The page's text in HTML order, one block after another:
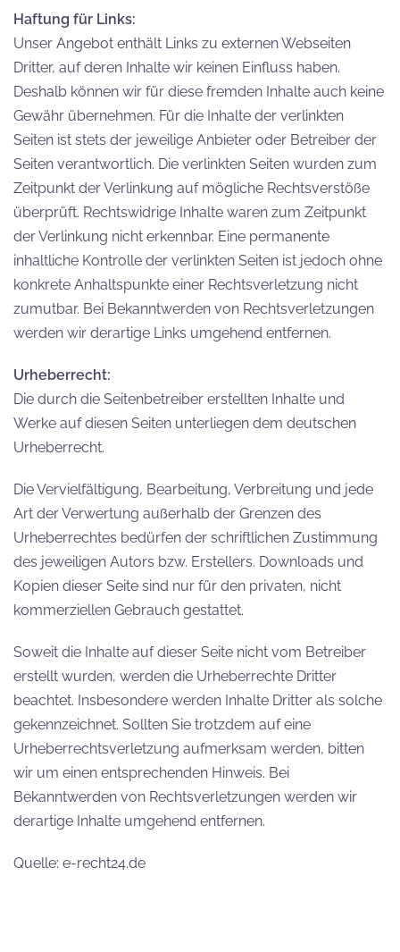
Haftung für Links:
Unser Angebot enthält Links zu externen Webseiten
Dritter, auf deren Inhalte wir keinen Einfluss haben.
Deshalb können wir für diese fremden Inhalte auch keine
Gewähr übernehmen. Für die Inhalte der verlinkten
Seiten ist stets der jeweilige Anbieter oder Betreiber der
Seiten verantwortlich. Die verlinkten Seiten wurden zum
Zeitpunkt der Verlinkung auf mögliche Rechtsverstöße
überprüft. Rechtswidrige Inhalte waren zum Zeitpunkt
der Verlinkung nicht erkennbar. Eine permanente
inhaltliche Kontrolle der verlinkten Seiten ist jedoch ohne
konkrete Anhaltspunkte einer Rechtsverletzung nicht
zumutbar. Bei Bekanntwerden von Rechtsverletzungen
werden wir derartige Links umgehend entfernen.
Urheberrecht:
Die durch die Seitenbetreiber erstellten Inhalte und
Werke auf diesen Seiten unterliegen dem deutschen
Urheberrecht.
Die Vervielfältigung, Bearbeitung, Verbreitung und jede
Art der Verwertung außerhalb der Grenzen des
Urheberrechtes bedürfen der schriftlichen Zustimmung
des jeweiligen Autors bzw. Erstellers. Downloads und
Kopien dieser Seite sind nur für den privaten, nicht
kommerziellen Gebrauch gestattet.
Soweit die Inhalte auf dieser Seite nicht vom Betreiber
erstellt wurden, werden die Urheberrechte Dritter
beachtet. Insbesondere werden Inhalte Dritter als solche
gekennzeichnet. Sollten Sie trotzdem auf eine
Urheberrechtsverletzung aufmerksam werden, bitten
wir um einen entsprechenden Hinweis. Bei
Bekanntwerden von Rechtsverletzungen werden wir
derartige Inhalte umgehend entfernen.
Quelle: e-recht24.de